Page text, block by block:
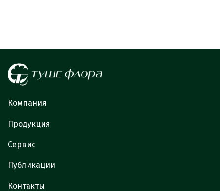
Компания
Продукция
Сервис
Публикации
Контакты